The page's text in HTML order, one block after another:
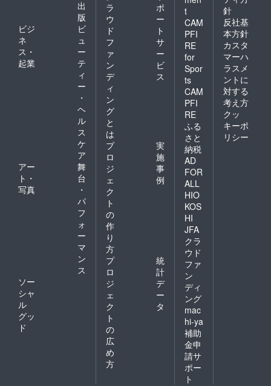
出
版
ビジ
ネ
ス・
起業
ビ
ュ
ー
テ
ィ
ー
・
ヘ
ル
ス
ケ
ア
アー
ト・
写真
舞
台
・
パ
フ
ォ
ー
マ
ン
ス
ソー
シャ
ル
グッ
ド
ラ
ウ
ド
フ
ァ
ン
デ
ィ
ン
グ
と
は
ポ
ー
ト
サ
ー
ビ
ス
プ
ロ
ジ
ェ
ク
ト
の
作
り
方
実
施
事
例
プ
ロ
ジ
ェ
ク
ト
の
広
め
方
統
計
デ
ー
タ
t
CAM
PFI
RE
for
Spor
ts
CAM
PFI
RE
ふる
さと
納税
AD
FOR
ALL
HIO
KOS
HI
JFA
クラ
ウド
ファ
ン
ディ
ング
mac
hi-ya
補助
金申
請サ
ポー
ト
針
反社基
本方針
カスタ
マーハ
ラスメ
ントに
対する
考え方
クッ
キーポ
リシー